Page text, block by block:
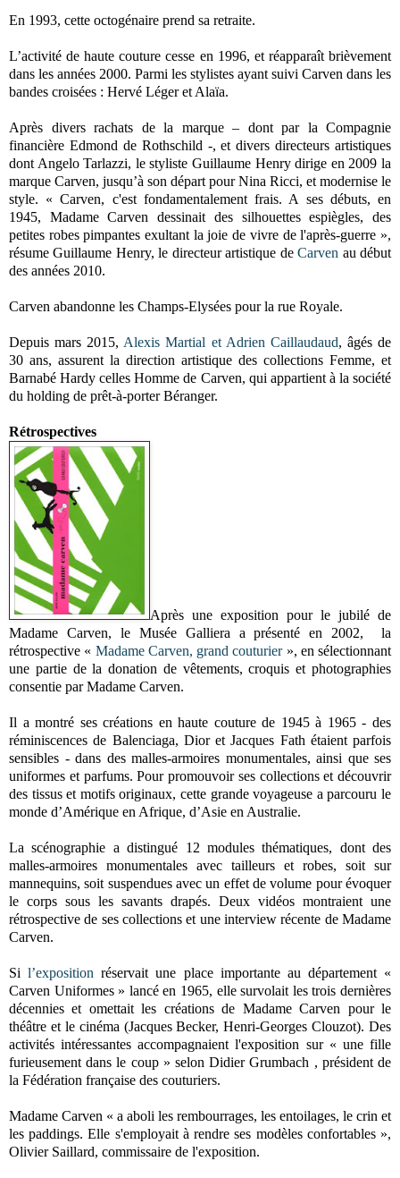
En 1993, cette octogénaire prend sa retraite.
L’activité de haute couture cesse en 1996, et réapparaît brièvement
dans les années 2000. Parmi les stylistes ayant suivi Carven dans les
bandes croisées : Hervé Léger et Alaïa.
Après divers rachats de la marque – dont par la Compagnie
financière Edmond de Rothschild -, et divers directeurs artistiques
dont Angelo Tarlazzi, le styliste Guillaume Henry dirige en 2009 la
marque Carven, jusqu’à son départ pour Nina Ricci, et modernise le
style. « Carven, c'est fondamentalement frais. A ses débuts, en
1945, Madame Carven dessinait des silhouettes espiègles, des
petites robes pimpantes exultant la joie de vivre de l'après-guerre »,
résume Guillaume Henry, le directeur artistique deCarven au début
des années 2010.
Carven abandonne les Champs-Elysées pour la rue Royale.
Depuis mars 2015, Alexis Martial et Adrien Caillaudaud, âgés de
30 ans, assurent la direction artistique des collections Femme, et
Barnabé Hardy celles Homme de Carven, qui appartient à la société
du holding de prêt-à-porter Béranger.
Rétrospectives
Après une exposition pour le jubilé de
Madame Carven, le Musée Galliera a présenté en 2002, la
rétrospective « Madame Carven, grand couturier», en sélectionnant
une partie de la donation de vêtements, croquis et photographies
consentie par Madame Carven.
Il a montré ses créations en haute couture de 1945 à 1965 - des
réminiscences de Balenciaga, Dior et Jacques Fath étaient parfois
sensibles - dans des malles-armoires monumentales, ainsi que ses
uniformes et parfums. Pour promouvoir ses collections et découvrir
des tissus et motifs originaux, cette grande voyageuse a parcouru le
monde d’Amérique en Afrique, d’Asie en Australie.
La scénographie a distingué 12 modules thématiques, dont des
malles-armoires monumentales avec tailleurs et robes, soit sur
mannequins, soit suspendues avec un effet de volume pour évoquer
le corps sous les savants drapés. Deux vidéos montraient une
rétrospective de ses collections et une interview récente de Madame
Carven.
Sil’exposition réservait une place importante au département «
Carven Uniformes » lancé en 1965, elle survolait les trois dernières
décennies et omettait les créations de Madame Carven pour le
théâtre et le cinéma (Jacques Becker, Henri-Georges Clouzot). Des
activités intéressantes accompagnaient l'exposition sur « une fille
furieusement dans le coup » selon Didier Grumbach , président de
la Fédération française des couturiers.
Madame Carven « a aboli les rembourrages, les entoilages, le crin et
les paddings. Elle s'employait à rendre ses modèles confortables »,
Olivier Saillard, commissaire de l'exposition.